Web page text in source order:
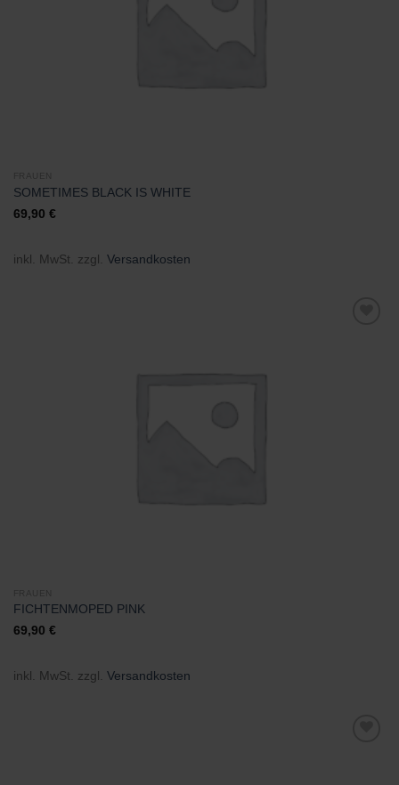
SOMETIMES BLACK IS WHITE
69,90 €
inkl. MwSt. zzgl. Versandkosten
FRAUEN
FICHTENMOPED PINK
69,90 €
inkl. MwSt. zzgl. Versandkosten